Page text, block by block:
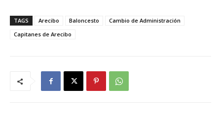
TAGS Arecibo Baloncesto
Cambio de Administración
Capitanes de Arecibo